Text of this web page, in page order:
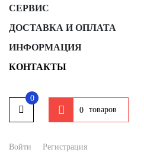
СЕРВИС
ДОСТАВКА И ОПЛАТА
ИНФОРМАЦИЯ
КОНТАКТЫ
0
0 товаров
Войти Регистрация